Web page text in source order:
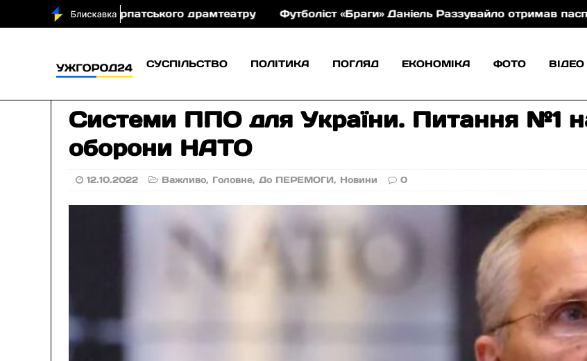
Закарпатського драмтеатру Футболіст «Браги» Даніель Раззувайло отримав паспорт
СУСПІЛЬСТВО ПОЛІТИКА ПОГЛЯД ЕКОНОМІКА ФОТО ВІДЕО
Системи ППО для України. Питання №1 на
оборони НАТО
12.10.2022 Важливо, Головне,До ПЕРЕМОГИ, Новини 0